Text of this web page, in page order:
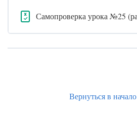
Самопроверка урока №25
Вернуться в